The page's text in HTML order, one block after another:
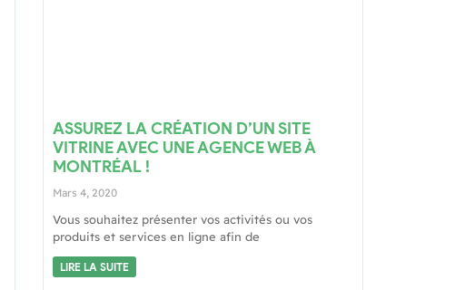
ASSUREZ LA CRÉATION D’UN SITE
VITRINE AVEC UNE AGENCE WEB À
MONTRÉAL !
Mars 4, 2020
Vous souhaitez présenter vos activités ou vos
produits et services en ligne afin de
LIRE LA SUITE